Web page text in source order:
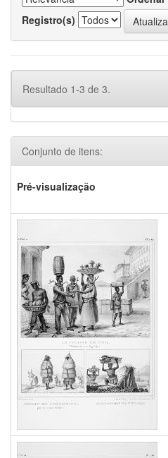
Registro(s)
Resultado 1-3 de 3.
Conjunto de itens:
Pré-visualização